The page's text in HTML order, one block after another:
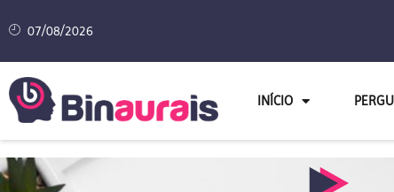
07/08/2026
INÍCIO